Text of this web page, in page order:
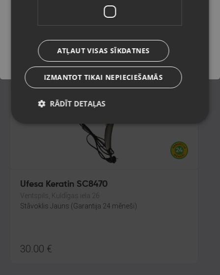
Stāvoklis Lietots (Garantija 6 mēneši)
30.00€
Ufesa Keratin SC8470
Ventspils, Kuldīgas iela 26
Stāvoklis Jauns (Garantija 24 mēneši)
30.00 €
Saglabāt
ATĻAUT VISAS SĪKDATNES
IZMANTOT TIKAI NEPIECIEŠAMĀS
RĀDĪT DETAĻAS